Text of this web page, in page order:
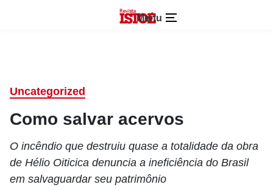
Menu
Uncategorized
Como salvar acervos
O incêndio que destruiu quase a totalidade da obra
de Hélio Oiticica denuncia a ineficiência do Brasil
em salvaguardar seu patrimônio